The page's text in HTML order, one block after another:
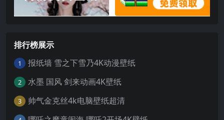
排行榜展示
1 报纸墙 雪之下雪乃4K动漫壁纸
2 水墨 国风 剑来动画4K壁纸
3 帅气金克丝4k电脑壁纸超清